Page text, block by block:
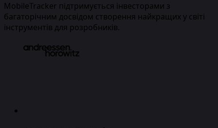
MobileTracker підтримується інвесторами з
багаторічним досвідом створення найкращих у світі
інструментів для розробників.